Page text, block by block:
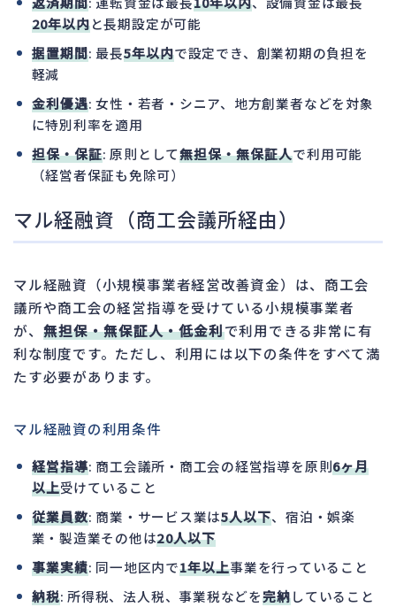
20年以内と長期設定が可能
据置期間: 最長5年以内で設定でき、創業初期の負担を
軽減
金利優遇: 女性・若者・シニア、地方創業者などを対象
に特別利率を適用
担保・保証: 原則として無担保・無保証人で利用可能
（経営者保証も免除可）
マル経融資（商工会議所経由）
マル経融資（小規模事業者経営改善資金）は、商工会
議所や商工会の経営指導を受けている小規模事業者
が、 無担保・無保証人・低金利で利用できる非常に有
利な制度です。ただし、利用には以下の条件をすべて満
たす必要があります。
マル経融資の利用条件
経営指導: 商工会議所・商工会の経営指導を原則6ヶ月
以上受けていること
従業員数: 商業・サービス業は5人以下、宿泊・娯楽
業・製造業その他は20人以下
事業実績: 同一地区内で1年以上事業を行っていること
納税: 所得税、法人税、事業税などを完納していること